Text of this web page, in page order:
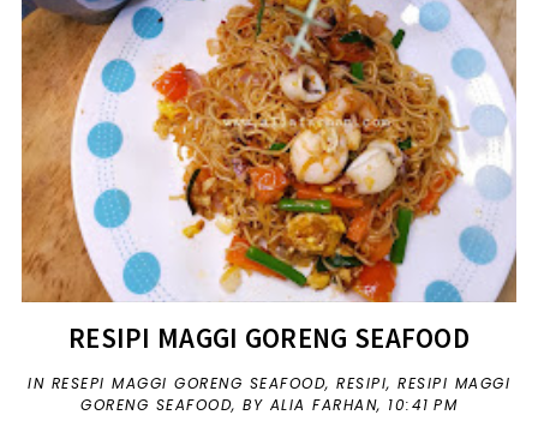
RESIPI MAGGI GORENG SEAFOOD
IN RESEPI MAGGI GORENG SEAFOOD, RESIPI, RESIPI MAGGI
GORENG SEAFOOD, BY ALIA FARHAN, 10:41 PM